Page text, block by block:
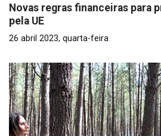
Novas regras financeiras para
pela UE
26 abril 2023, quarta-feira